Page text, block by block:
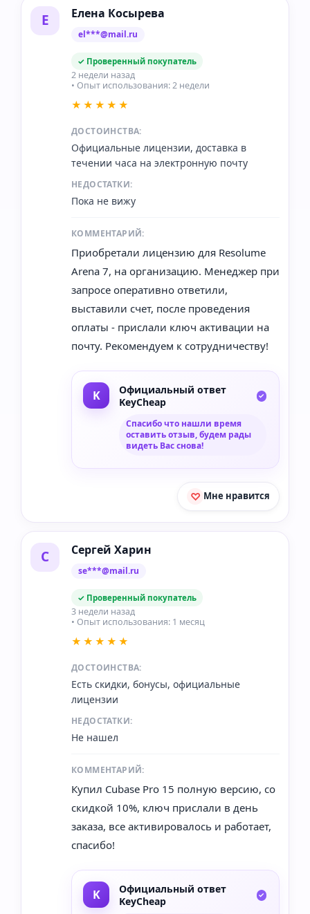
Е Елена Косырева
el***@mail.ru
✓ Проверенный покупатель
2 недели назад
• Опыт использования: 2 недели
★★★★★
ДОСТОИНСТВА:
Официальные лицензии, доставка в
течении часа на электронную почту
НЕДОСТАТКИ:
Пока не вижу
КОММЕНТАРИЙ:
Приобретали лицензию для Resolume
Arena 7, на организацию. Менеджер при
запросе оперативно ответили,
выставили счет, после проведения
оплаты - прислали ключ активации на
почту. Рекомендуем к сотрудничеству!
Официальный ответ
KeyCheap
Спасибо что нашли время
оставить отзыв, будем рады
видеть Вас снова!
Мне нравится
С Сергей Харин
se***@mail.ru
✓ Проверенный покупатель
3 недели назад
• Опыт использования: 1 месяц
★★★★★
ДОСТОИНСТВА:
Есть скидки, бонусы, официальные
лицензии
НЕДОСТАТКИ:
Не нашел
КОММЕНТАРИЙ:
Купил Cubase Pro 15 полную версию, со
скидкой 10%, ключ прислали в день
заказа, все активировалось и работает,
спасибо!
Официальный ответ
KeyCheap